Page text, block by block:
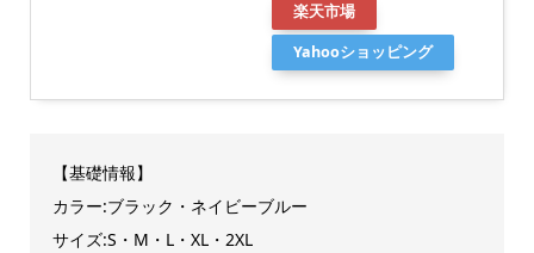
楽天市場
Yahooショッピング
【基礎情報】
カラー:ブラック・ネイビーブルー
サイズ:S・M・L・XL・2XL